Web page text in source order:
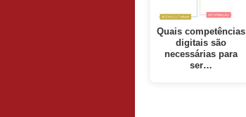
Quais competências
digitais são
necessárias para
ser…